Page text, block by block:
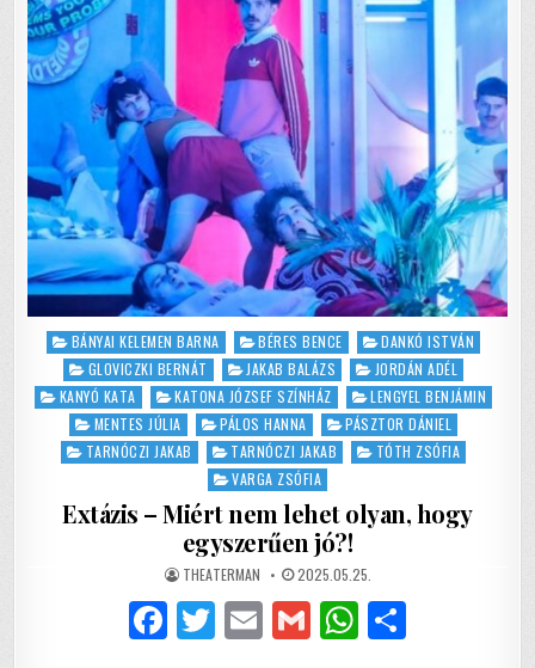
–
ÍZES,
PALACSINTA!
Posted
BÁNYAI KELEMEN BARNA BÉRES BENCE
DANKÓ ISTVÁN
GLOVICZKI BERNÁT
JAKAB BALÁZS
JORDÁN ADÉL
KANYÓ KATA
KATONA JÓZSEF SZÍNHÁZ
LENGYEL BENJÁMIN
MENTES JÚLIA
PÁLOS HANNA
PÁSZTOR DÁNIEL
TARNÓCZI JAKAB
TARNÓCZI JAKAB
TÓTH ZSÓFIA
VARGA ZSÓFIA
Extázis – Miért nem lehet olyan, hogy
egyszerűen jó?!
AUTHOR:
THEATERMAN PUBLISHED
2025.05.25.
F
T
E
G
W